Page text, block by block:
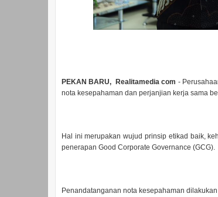
PEKAN BARU, Realitamedia com -
nota kesepahaman dan perjanjian kerja sama
Hal ini merupakan wujud prinsip etikad baik,
penerapan Good Corporate Governance (GCG).
Penandatanganan nota kesepahaman